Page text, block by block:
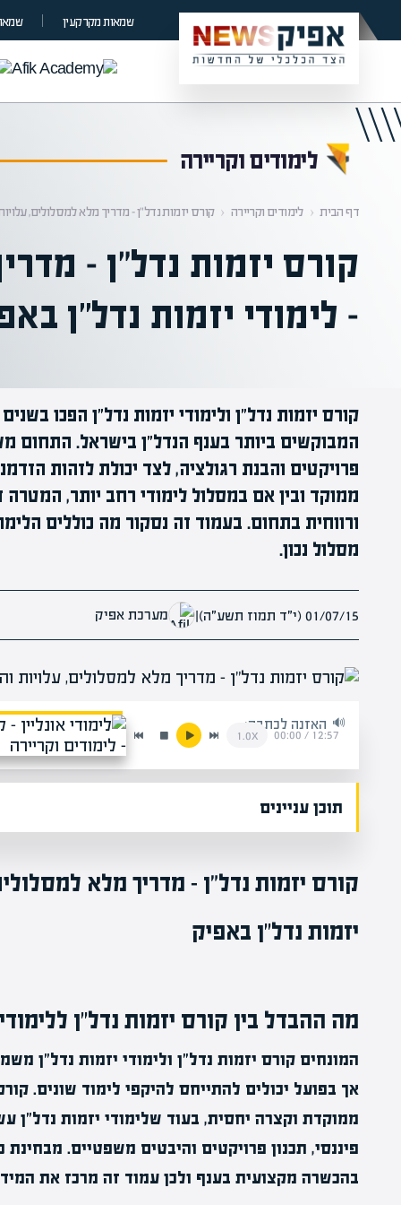
שמאות מקרקעין
לימודים וקריירה
דף הבית ‹ לימודים וקריירה ‹ קורס יזמות נדל"ן – מדריך מלא למסלולים,
קורס יזמות נדל"ן –
– לימודי יזמות נדל״ן
קורס יזמות נדל״ן ולימודי יזמות נדל״ן הפכו
המבוקשים ביותר בענף הנדל״ן בישראל. התחום
פרויקטים והבנת רגולציה, לצד יכולת לזהות
ממוקד ובין אם במסלול לימודי רחב יותר,
ורווחית בתחום. בעמוד זה נסקור מה כוללים
מסלול נכון.
01/07/15 (י״ד תמוז תשע״ה) | מערכת אפיק
האזנה לכתבה:
12:57
/
00:00
1.0x
תוכן עניינים
קורס יזמות נדל"ן – מדריך מלא
יזמות נדל״ן באפיק
מה ההבדל בין קורס יזמות נדל״ן
המונחים קורס יזמות נדל״ן ולימודי יזמות נדל״ן
אך בפועל יכולים להתייחס להיקפי לימוד שונים.
ממוקדת וקצרה יחסית, בעוד שלימודי יזמות נדל״ן
פיננסי, תכנון פרויקטים והיבטים משפטיים. מבחינת
בהכשרה מקצועית בענף ולכן עמוד זה מרכז את